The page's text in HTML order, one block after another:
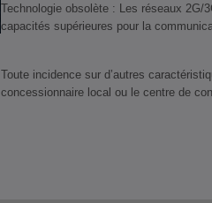
Technologie obsolète : Les réseaux
capacités supérieures pour la
Toute incidence sur d’autres
concessionnaire local ou le centre de